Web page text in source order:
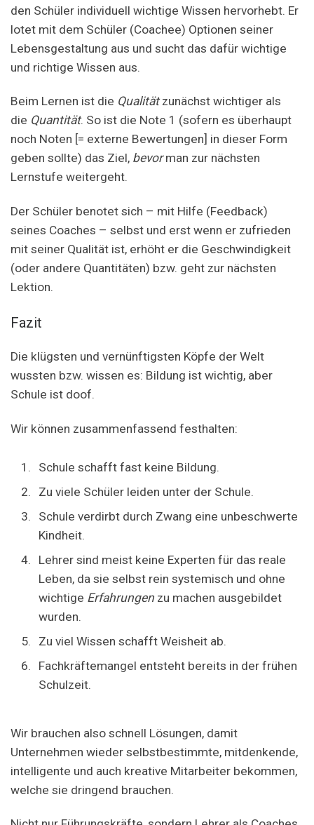
den Schüler individuell wichtige Wissen hervorhebt. Er
lotet mit dem Schüler (Coachee) Optionen seiner
Lebensgestaltung aus und sucht das dafür wichtige
und richtige Wissen aus.
Beim Lernen ist die Qualitätzunächst wichtiger als
die Quantität. So ist die Note 1 (sofern es überhaupt
noch Noten [= externe Bewertungen] in dieser Form
geben sollte) das Ziel, bevorman zur nächsten
Lernstufe weitergeht.
Der Schüler benotet sich – mit Hilfe (Feedback)
seines Coaches – selbst und erst wenn er zufrieden
mit seiner Qualität ist, erhöht er die Geschwindigkeit
(oder andere Quantitäten) bzw. geht zur nächsten
Lektion.
Fazit
Die klügsten und vernünftigsten Köpfe der Welt
wussten bzw. wissen es: Bildung ist wichtig, aber
Schule ist doof.
Wir können zusammenfassend festhalten:
Schule schafft fast keine Bildung.
Zu viele Schüler leiden unter der Schule.
Schule verdirbt durch Zwang eine unbeschwerte
Kindheit.
Lehrer sind meist keine Experten für das reale
Leben, da sie selbst rein systemisch und ohne
wichtige Erfahrungen zu machen ausgebildet
wurden.
Zu viel Wissen schafft Weisheit ab.
Fachkräftemangel entsteht bereits in der frühen
Schulzeit.
Wir brauchen also schnell Lösungen, damit
Unternehmen wieder selbstbestimmte, mitdenkende,
intelligente und auch kreative Mitarbeiter bekommen,
welche sie dringend brauchen.